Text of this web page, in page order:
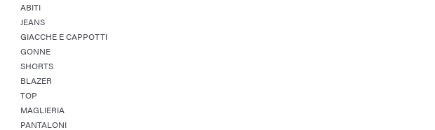
ABITI
JEANS
GIACCHE E CAPPOTTI
GONNE
SHORTS
BLAZER
TOP
MAGLIERIA
PANTALONI